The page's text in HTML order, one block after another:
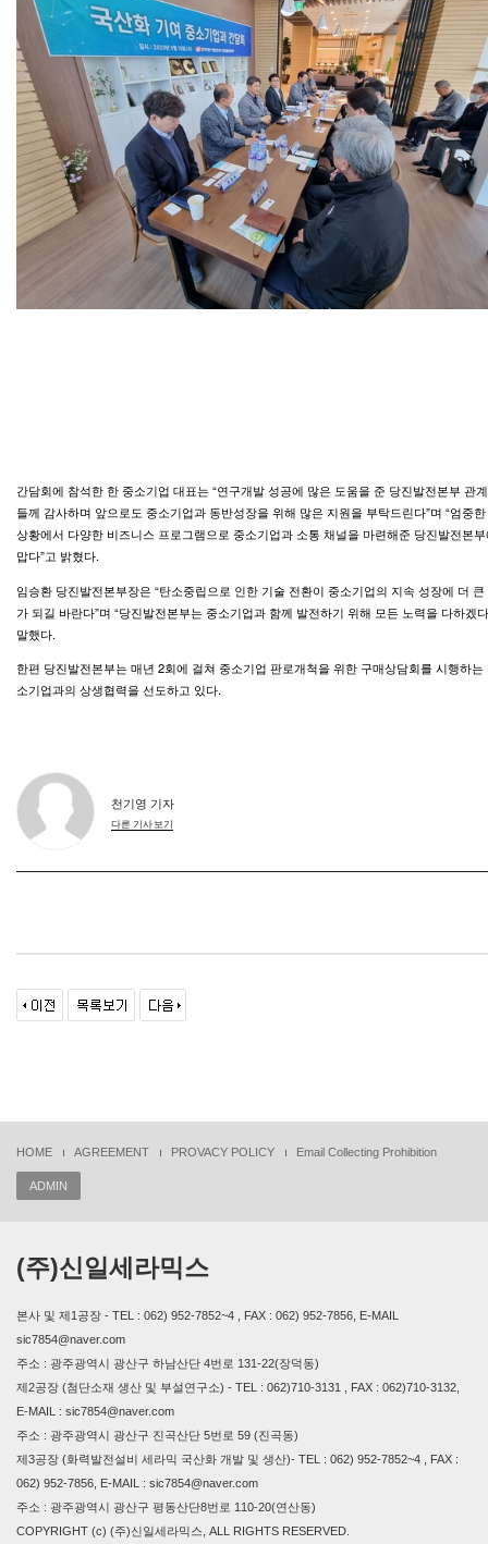
15일 한국동서발전㈜ 당진발전본부 발전설비 국산화 중소기업 간담회 장면. 사진=당진발전본부 제공
간담회에 참석한 한 중소기업 대표는 “연구개발 성공에 많은 도움을 준 당진발전본부 관
들께 감사하며 앞으로도 중소기업과 동반성장을 위해 많은 지원을 부탁드린다”며 “엄중
상황에서 다양한 비즈니스 프로그램으로 중소기업과 소통 채널을 마련해준 당진발전본
맙다”고 밝혔다.
임승환 당진발전본부장은 “탄소중립으로 인한 기술 전환이 중소기업의 지속 성장에 더 큰
가 되길 바란다”며 “당진발전본부는 중소기업과 함께 발전하기 위해 모든 노력을 다하겠
말했다.
한편 당진발전본부는 매년 2회에 걸쳐 중소기업 판로개척을 위한 구매상담회를 시행하는
소기업과의 상생협력을 선도하고 있다.
천기영 기자
다른 기사 보기
HOME AGREEMENT PROVACY POLICY Email Collecting Prohibition
ADMIN
(주)신일세라믹스
본사 및 제1공장 - TEL : 062) 952-7852~4 , FAX : 062) 952-7856, E-MAIL
sic7854@naver.com
주소 : 광주광역시 광산구 하남산단 4번로 131-22(장덕동)
제2공장 (첨단소재 생산 및 부설연구소) - TEL : 062)710-3131 , FAX : 062)710-3132,
E-MAIL : sic7854@naver.com
주소 : 광주광역시 광산구 진곡산단 5번로 59 (진곡동)
제3공장 (화력발전설비 세라믹 국산화 개발 및 생산)- TEL : 062) 952-7852~4 , FAX :
062) 952-7856, E-MAIL : sic7854@naver.com
주소 : 광주광역시 광산구 평동산단8번로 110-20(연산동)
COPYRIGHT (c) (주)신일세라믹스, ALL RIGHTS RESERVED.